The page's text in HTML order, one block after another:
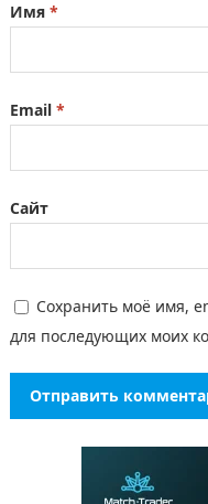
Имя *
Email *
Сайт
Сохранить моё имя,
для последующих моих